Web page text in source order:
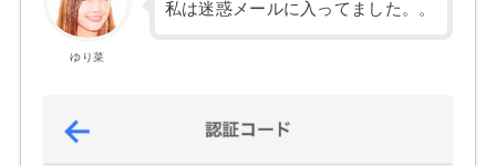
ゆり菜
私は迷惑メールに入ってました。。